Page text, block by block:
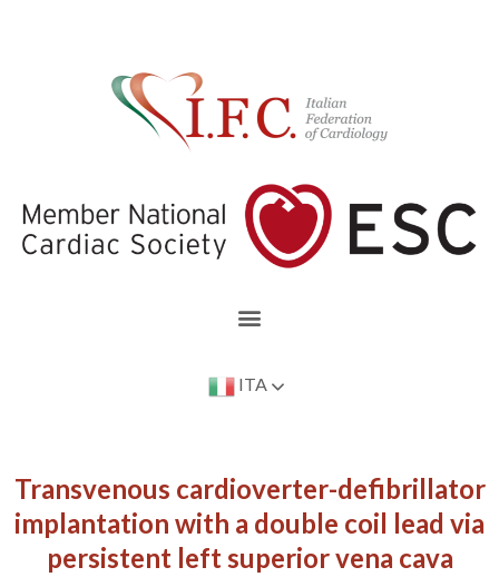
ITA
Transvenous cardioverter-defibrillator
implantation with a double coil lead via
persistent left superior vena cava